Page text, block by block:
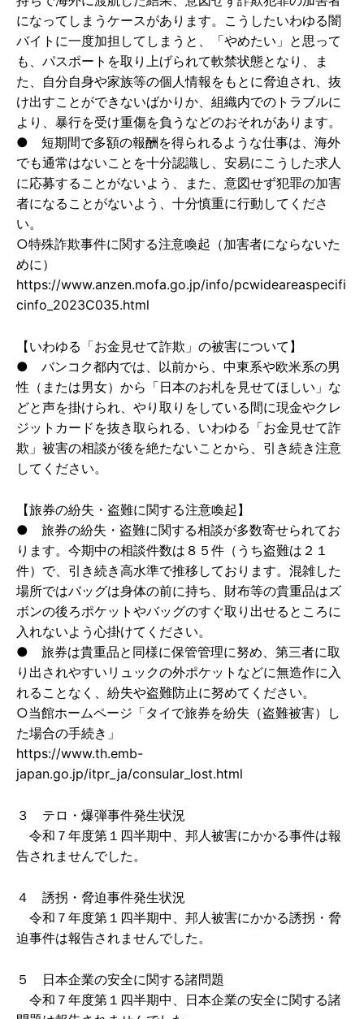
になってしまうケースがあります。こうしたいわゆる闇
バイトに一度加担してしまうと、「やめたい」と思って
も、パスポートを取り上げられて軟禁状態となり、ま
た、自分自身や家族等の個人情報をもとに脅迫され、抜
け出すことができないばかりか、組織内でのトラブルに
より、暴行を受け重傷を負うなどのおそれがあります。
● 短期間で多額の報酬を得られるような仕事は、海外
でも通常はないことを十分認識し、安易にこうした求人
に応募することがないよう、また、意図せず犯罪の加害
者になることがないよう、十分慎重に行動してくださ
い。
○特殊詐欺事件に関する注意喚起（加害者にならないた
めに）
https://www.anzen.mofa.go.jp/info/pcwideareaspecifi
cinfo_2023C035.html
【いわゆる「お金見せて詐欺」の被害について】
● バンコク都内では、以前から、中東系や欧米系の男
性（または男女）から「日本のお札を見せてほしい」な
どと声を掛けられ、やり取りをしている間に現金やクレ
ジットカードを抜き取られる、いわゆる「お金見せて詐
欺」被害の相談が後を絶たないことから、引き続き注意
してください。
【旅券の紛失・盗難に関する注意喚起】
● 旅券の紛失・盗難に関する相談が多数寄せられてお
ります。今期中の相談件数は８５件（うち盗難は２１
件）で、引き続き高水準で推移しております。混雑した
場所ではバッグは身体の前に持ち、財布等の貴重品はズ
ボンの後ろポケットやバッグのすぐ取り出せるところに
入れないよう心掛けてください。
● 旅券は貴重品と同様に保管管理に努め、第三者に取
り出されやすいリュックの外ポケットなどに無造作に入
れることなく、紛失や盗難防止に努めてください。
○当館ホームページ「タイで旅券を紛失（盗難被害）し
た場合の手続き」
https://www.th.emb-
japan.go.jp/itpr_ja/consular_lost.html
３ テロ・爆弾事件発生状況
令和７年度第１四半期中、邦人被害にかかる事件は報
告されませんでした。
４ 誘拐・脅迫事件発生状況
令和７年度第１四半期中、邦人被害にかかる誘拐・脅
迫事件は報告されませんでした。
５ 日本企業の安全に関する諸問題
令和７年度第１四半期中、日本企業の安全に関する諸